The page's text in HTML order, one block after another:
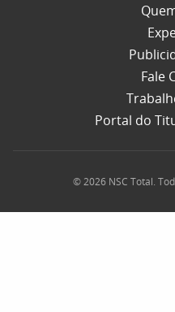
Fale
Portal do
© 2026 NSC Total.